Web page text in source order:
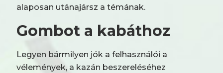
alaposan utánajársz a témának.
Gombot a kabáthoz
Legyen bármilyen jók a felhasználói a
vélemények, a kazán beszereléséhez